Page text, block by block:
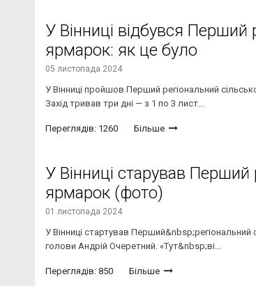
У Вінниці відбувся Перший
ярмарок: як це було
05 листопада 2024
У Вінниці пройшов Перший регіональний
Захід тривав три дні — з 1 по 3 лист...
Переглядів: 1260 Більше
У Вінниці старував Перший
ярмарок (фото)
01 листопада 2024
У Вінниці стартував
голови Андрій Очеретний. «Тут&nbsp;ві...
Переглядів: 850 Більше